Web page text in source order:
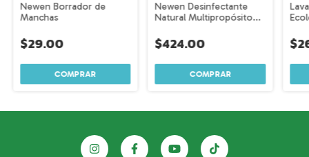
Newen Borrador de
Manchas
$29.00
Newen Desinfectante
Natural Multipropósito
Litro
$424.00
de